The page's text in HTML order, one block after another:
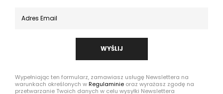
WYŚLIJ
Wypełniając ten formularz, zamawiasz usługę Newslettera na
warunkach określonych wRegulaminie oraz wyrażasz zgodę na
przetwarzanie Twoich danych w celu wysyłki Newslettera